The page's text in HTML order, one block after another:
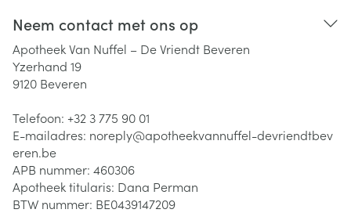
Neem contact met ons op
Apotheek Van Nuffel – De Vriendt Beveren
Yzerhand 19
9120 Beveren
Telefoon: +32 3 775 90 01
E-mailadres: noreply@apotheekvannuffel-devriendtbev
eren.be
APB nummer: 460306
Apotheek titularis: Dana Perman
BTW nummer: BE0439147209